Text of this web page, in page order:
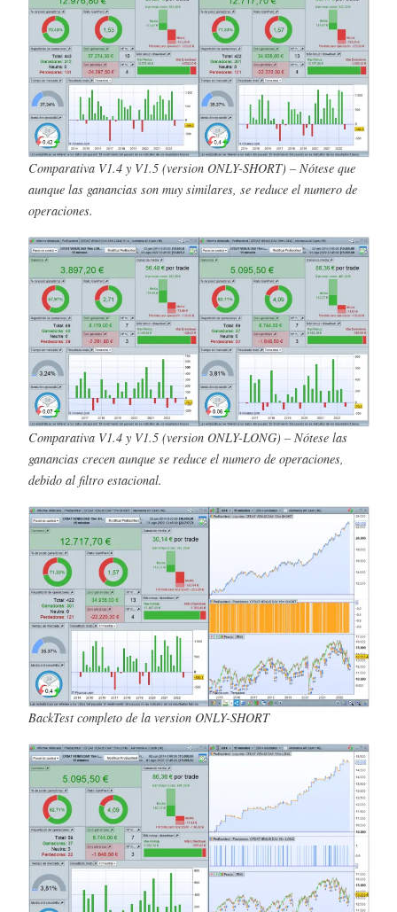
Comparativa V1.4 y V1.5 (version ONLY-SHORT) – Nótese que
aunque las ganancias son muy similares, se reduce el numero de
operaciones.
Comparativa V1.4 y V1.5 (version ONLY-LONG) – Nótese las
ganancias crecen aunque se reduce el numero de operaciones,
debido al filtro estacional.
BackTest completo de la version ONLY-SHORT